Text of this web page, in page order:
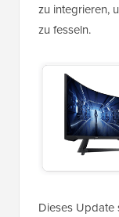
zu integrieren,
zu fesseln.
Dieses Update